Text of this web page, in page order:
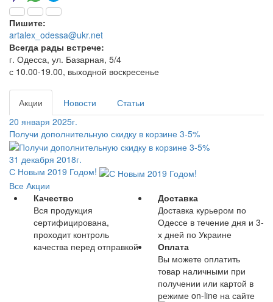
Пишите:
artalex_odessa@ukr.net
Всегда рады встрече:
г. Одесса, ул. Базарная, 5/4
с 10.00-19.00, выходной воскресенье
Акции Новости
Статьи
20 января 2025г.
Получи дополнительную скидку в корзине 3-5%
31 декабря 2018г.
С Новым 2019 Годом!
Все Акции
Качество
Вся продукция
сертифицирована,
проходит контроль
качества перед отправкой
Доставка
Доставка курьером по
Одессе в течение дня и 3-
х дней по Украине
Оплата
Вы можете оплатить
товар наличными при
получении или картой в
режиме on-line на сайте